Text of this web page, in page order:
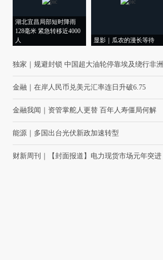
湖北宜昌局部短时降雨
128毫米 紧急转移近4000
人
显影｜瓜农的漫长等待
独家 规避封锁 中国超大油轮停靠埃及绕行非洲
金融 在岸人民币兑美元汇率连日升破6.75
金融我闻 资管掌舵人更替 百年人寿僵局何解
能源 多国出台光伏新政加速转型
财新周刊 【封面报道】电力现货市场元年突进